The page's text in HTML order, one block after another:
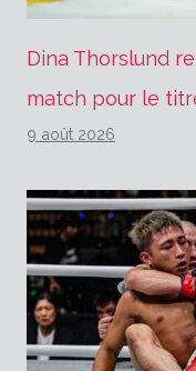
Dina Thorslund
match pour le
9 août 2026